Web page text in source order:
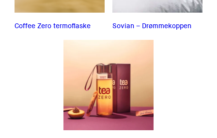
Coffee Zero termoflaske Sovian – Drømmekoppen